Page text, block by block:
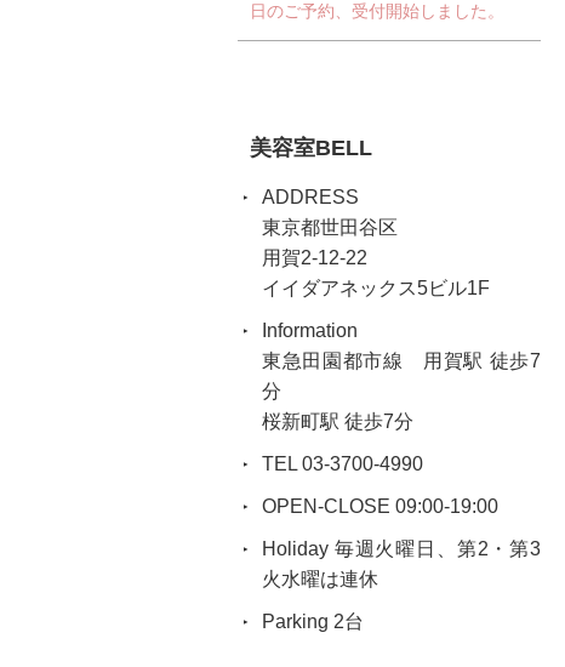
日のご予約、受付開始しました。
美容室BELL
ADDRESS
東京都世田谷区
用賀2-12-22
イイダアネックス5ビル1F
Information
東急田園都市線 用賀駅 徒歩7
分
桜新町駅 徒歩7分
TEL 03-3700-4990
OPEN-CLOSE 09:00-19:00
Holiday 毎週火曜日、第2・第3
火水曜は連休
Parking 2台